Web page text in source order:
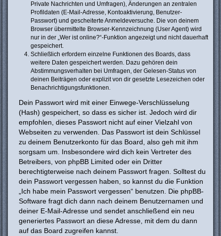
Private Nachrichten und Umfragen), Änderungen an zentralen
Profildaten (E-Mail-Adresse, Kontoaktivierung, Benutzer-
Passwort) und gescheiterte Anmeldeversuche. Die von deinem
Browser übermittelte Browser-Kennzeichnung (User Agent) wird
nur in der „Wer ist online?“-Funktion angezeigt und nicht dauerhaft
gespeichert.
Schließlich erfordern einzelne Funktionen des Boards, dass
weitere Daten gespeichert werden. Dazu gehören dein
Abstimmungsverhalten bei Umfragen, der Gelesen-Status von
deinen Beiträgen oder explizit von dir gesetzte Lesezeichen oder
Benachrichtigungsfunktionen.
Dein Passwort wird mit einer Einwege-Verschlüsselung
(Hash) gespeichert, so dass es sicher ist. Jedoch wird dir
empfohlen, dieses Passwort nicht auf einer Vielzahl von
Webseiten zu verwenden. Das Passwort ist dein Schlüssel
zu deinem Benutzerkonto für das Board, also geh mit ihm
sorgsam um. Insbesondere wird dich kein Vertreter des
Betreibers, von phpBB Limited oder ein Dritter
berechtigterweise nach deinem Passwort fragen. Solltest du
dein Passwort vergessen haben, so kannst du die Funktion
„Ich habe mein Passwort vergessen“ benutzen. Die phpBB-
Software fragt dich dann nach deinem Benutzernamen und
deiner E-Mail-Adresse und sendet anschließend ein neu
generiertes Passwort an diese Adresse, mit dem du dann
auf das Board zugreifen kannst.